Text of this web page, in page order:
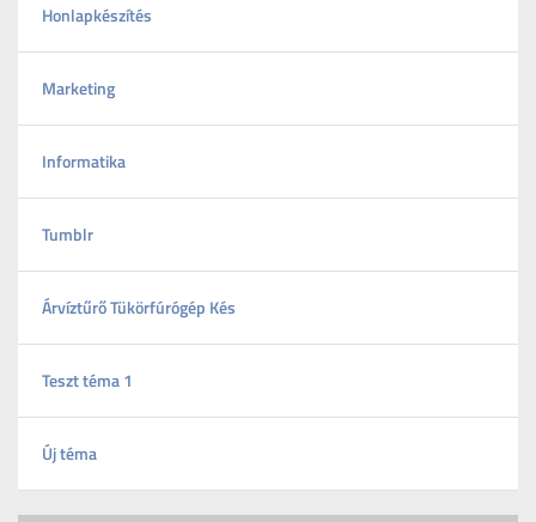
Honlapkészítés
Marketing
Informatika
Tumblr
Árvíztűrő Tükörfúrógép Kés
Teszt téma 1
Új téma